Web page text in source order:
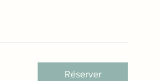
Réserver